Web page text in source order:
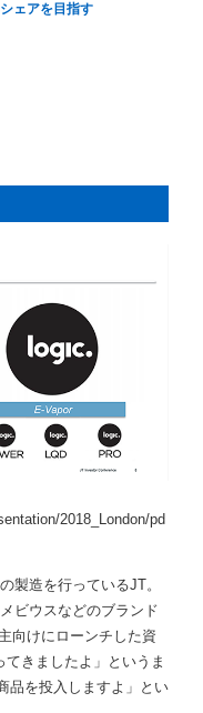
ェアを目指す
2018_London/pd
製造を行っているJT。
ビウスなどのブランド
向けにローンチした資
てきましたよ」というま
品を投入しますよ」とい